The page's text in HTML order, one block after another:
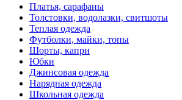
Платья, сарафаны
Толстовки, водолазки, свитшоты
Теплая одежда
Футболки, майки, топы
Шорты, капри
Юбки
Джинсовая одежда
Нарядная одежда
Школьная одежда